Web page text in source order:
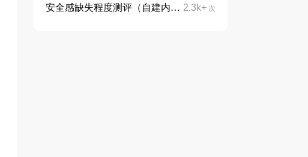
2.3k+ 次
安全感缺失程度测评（自建内心底气，治愈不安与敏感）